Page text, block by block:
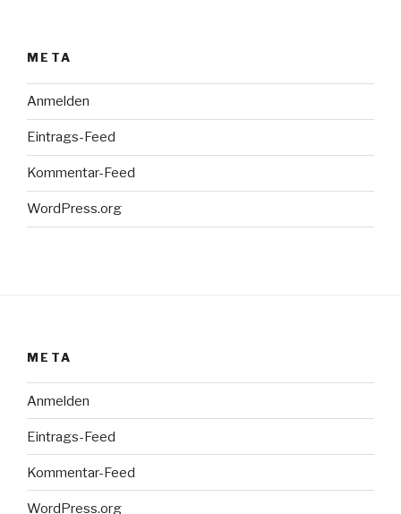
META
Anmelden
Eintrags-Feed
Kommentar-Feed
WordPress.org
META
Anmelden
Eintrags-Feed
Kommentar-Feed
WordPress.org